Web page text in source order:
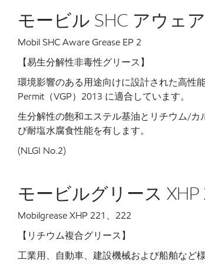
モービル SHC アウェ
Mobil SHC Aware Grease EP 2
【易生分解性非毒性グリース】
環境影響のある用途向けに設計された高性
Permit（VGP）2013 に適合しています。
生分解性の飽和エステル基油とリチウム/
び耐塩水腐食性能を有します。
(NLGI No.2)
モービルグリース XHP
Mobilgrease XHP 221、222
【リチウム複合グリース】
工業用、自動車、建設機械および船舶など